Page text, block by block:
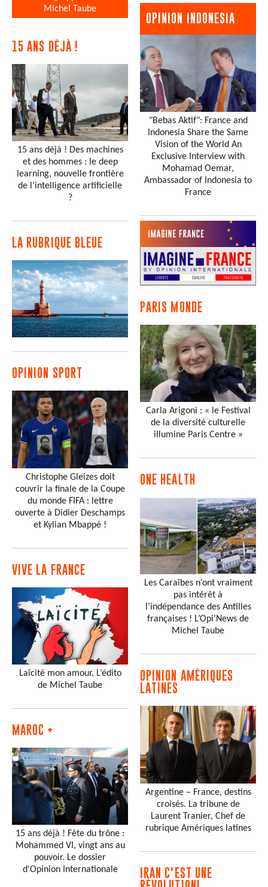
Michel Taube
15 ANS DÉJÀ !
15 ans déjà ! Des machines
et des hommes : le deep
learning, nouvelle frontière
de l’intelligence artificielle
?
LA RUBRIQUE BLEUE
OPINION SPORT
Christophe Gleizes doit
couvrir la finale de la Coupe
du monde FIFA : lettre
ouverte à Didier Deschamps
et Kylian Mbappé !
VIVE LA FRANCE
Laïcité mon amour. L’édito
de Michel Taube
MAROC +
15 ans déjà ! Fête du trône :
Mohammed VI, vingt ans au
pouvoir. Le dossier
d'Opinion Internationale
OPINION INDONESIA
"Bebas Aktif": France and
Indonesia Share the Same
Vision of the World An
Exclusive Interview with
Mohamad Oemar,
Ambassador of Indonesia to
France
PARIS MONDE
Carla Arigoni : « le Festival
de la diversité culturelle
illumine Paris Centre »
ONE HEALTH
Les Caraïbes n’ont vraiment
pas intérêt à
l’indépendance des Antilles
françaises ! L’Opi’News de
Michel Taube
OPINION AMÉRIQUES
LATINES
Argentine – France, destins
croisés. La tribune de
Laurent Tranier, Chef de
rubrique Amériques latines
IRAN C'EST UNE